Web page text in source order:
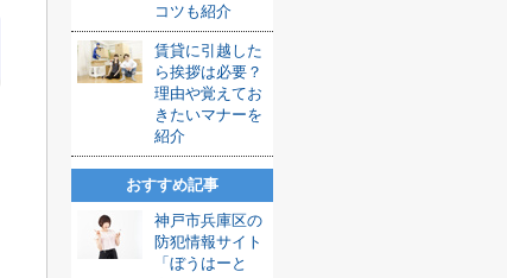
コツも紹介
賃貸に引越した
ら挨拶は必要？
理由や覚えてお
きたいマナーを
紹介
おすすめ記事
神戸市兵庫区の
防犯情報サイト
「ぼうはーと